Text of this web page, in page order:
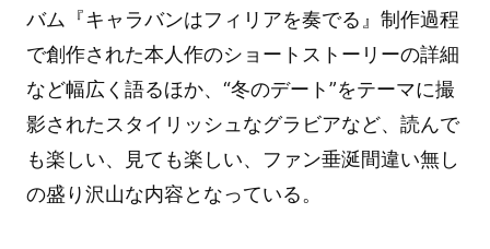
バム『キャラバンはフィリアを奏でる』制作過程
で創作された本人作のショートストーリーの詳細
など幅広く語るほか、“冬のデート”をテーマに撮
影されたスタイリッシュなグラビアなど、読んで
も楽しい、見ても楽しい、ファン垂涎間違い無し
の盛り沢山な内容となっている。